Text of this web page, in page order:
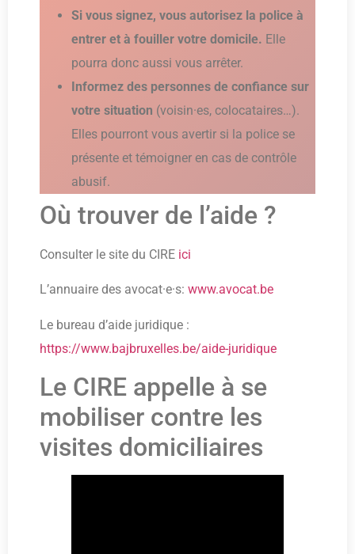
Si vous signez, vous autorisez la police à
entrer et à fouiller votre domicile. Elle
pourra donc aussi vous arrêter.
Informez des personnes de confiance sur
votre situation (voisin·es, colocataires…).
Elles pourront vous avertir si la police se
présente et témoigner en cas de contrôle
abusif.
Où trouver de l’aide ?
Consulter le site du CIRE ici
L’annuaire des avocat·e·s: www.avocat.be
Le bureau d’aide juridique :
https://www.bajbruxelles.be/aide-juridique
Le CIRE appelle à se
mobiliser contre les
visites domiciliaires